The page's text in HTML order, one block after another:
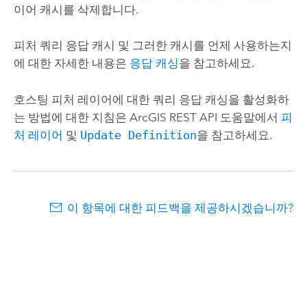
이어 캐시를 삭제합니다.
피처 쿼리 응답 캐시 및 그러한 캐시를 언제 사용하는지
에 대한 자세한 내용은 응답 캐싱을 참고하세요.
호스팅 피처 레이어에 대한 쿼리 응답 캐싱을 활성화하
는 방법에 대한 지침은 ArcGIS REST API 도움말에서 피
처 레이어 및 Update Definition을 참고하세요.
이 항목에 대한 피드백을 제공하시겠습니까?